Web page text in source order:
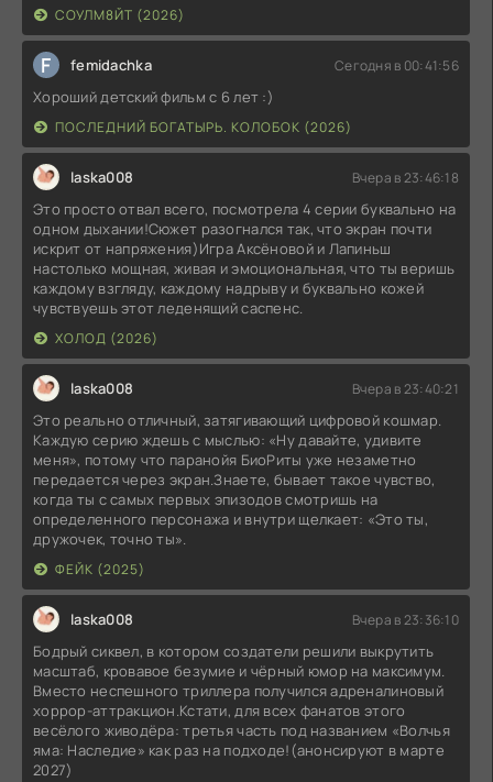
СОУЛМ8ЙТ (2026)
F femidachka Сегодня в 00:41:56
Хороший детский фильм с 6 лет :)
ПОСЛЕДНИЙ БОГАТЫРЬ. КОЛОБОК (2026)
laska008 Вчера в 23:46:18
Это просто отвал всего, посмотрела 4 серии буквально на
одном дыхании!Сюжет разогнался так, что экран почти
искрит от напряжения)Игра Аксёновой и Лапиньш
настолько мощная, живая и эмоциональная, что ты веришь
каждому взгляду, каждому надрыву и буквально кожей
чувствуешь этот леденящий саспенс.
ХОЛОД (2026)
laska008 Вчера в 23:40:21
Это реально отличный, затягивающий цифровой кошмар.
Каждую серию ждешь с мыслью: «Ну давайте, удивите
меня», потому что паранойя БиоРиты уже незаметно
передается через экран.Знаете, бывает такое чувство,
когда ты с самых первых эпизодов смотришь на
определенного персонажа и внутри щелкает: «Это ты,
дружочек, точно ты».
ФЕЙК (2025)
laska008 Вчера в 23:36:10
Бодрый сиквел, в котором создатели решили выкрутить
масштаб, кровавое безумие и чёрный юмор на максимум.
Вместо неспешного триллера получился адреналиновый
хоррор-аттракцион.Кстати, для всех фанатов этого
весёлого живодёра: третья часть под названием «Волчья
яма: Наследие» как раз на подходе!(анонсируют в марте
2027)